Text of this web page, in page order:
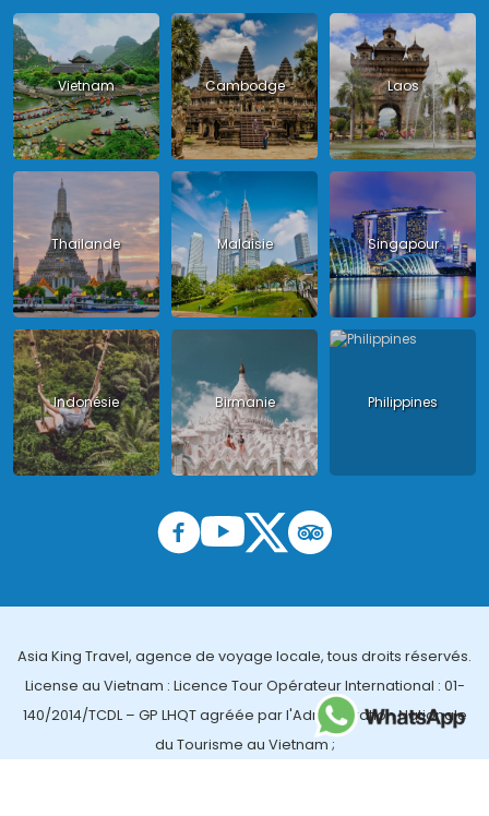
Vietnam Cambodge Laos
Thailande Malaisie Singapour
Indonésie Birmanie Philippines
Asia King Travel, agence de voyage locale, tous droits réservés.
License au Vietnam : Licence Tour Opérateur International : 01-
140/2014/TCDL – GP LHQT agréée par l'Administration Nationale
du Tourisme au Vietnam ;